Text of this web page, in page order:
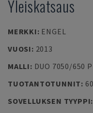
Yleiskatsaus
MERKKI: ENGEL
VUOSI: 2013
MALLI: DUO 7050/650
TUOTANTOTUNNIT:
SOVELLUKSEN TYYPPI: